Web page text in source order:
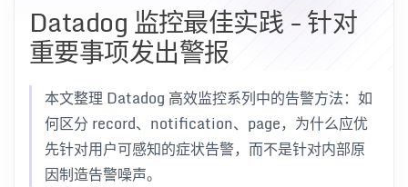
Datadog 监控最佳实践 - 针对
重要事项发出警报
本文整理 Datadog 高效监控系列中的告警方法：如
何区分 record、notification、page，为什么应优
先针对用户可感知的症状告警，而不是针对内部原
因制造告警噪声。